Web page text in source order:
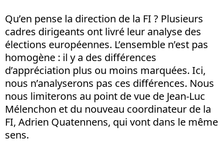
Qu’en pense la direction de la FI ? Plusieurs
cadres dirigeants ont livré leur analyse des
élections européennes. L’ensemble n’est pas
homogène : il y a des différences
d’appréciation plus ou moins marquées. Ici,
nous n’analyserons pas ces différences. Nous
nous limiterons au point de vue de Jean-Luc
Mélenchon et du nouveau coordinateur de la
FI, Adrien Quatennens, qui vont dans le même
sens.